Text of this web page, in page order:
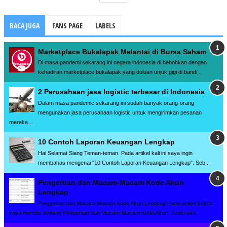
BACA JUGA FANS PAGE LABELS
Marketplace Bukalapak Melantai di Bursa Saham
Di masa pandemi sekarang ini negara indonesia di hebohkan dengan
kehadiran marketplace bukalapak yang duluan unjuk gigi di bandi...
2 Perusahaan jasa logistic terbesar di Indonesia
Dalam masa pandemic sekarang ini sudah banyak orang-orang
mengunakan jasa perusahaan logistic untuk mengirimkan pesanan
mereka ...
10 Contoh Laporan Keuangan Lengkap
Hai Selamat Siang Teman-teman. Pada artikel kali ini saya ingin
membahas mengenai "10 Contoh Laporan Keuangan Lengkap". Seb...
Pengertian dan Macam-Macam Kode Akun
Lengkap
Pengertian dan Macam-Macam Kode Akun Lengkap Pada artikel kali ini
saya menulis tentang Pengertian dan Macam-Macam Kode Akun . Kode aku...